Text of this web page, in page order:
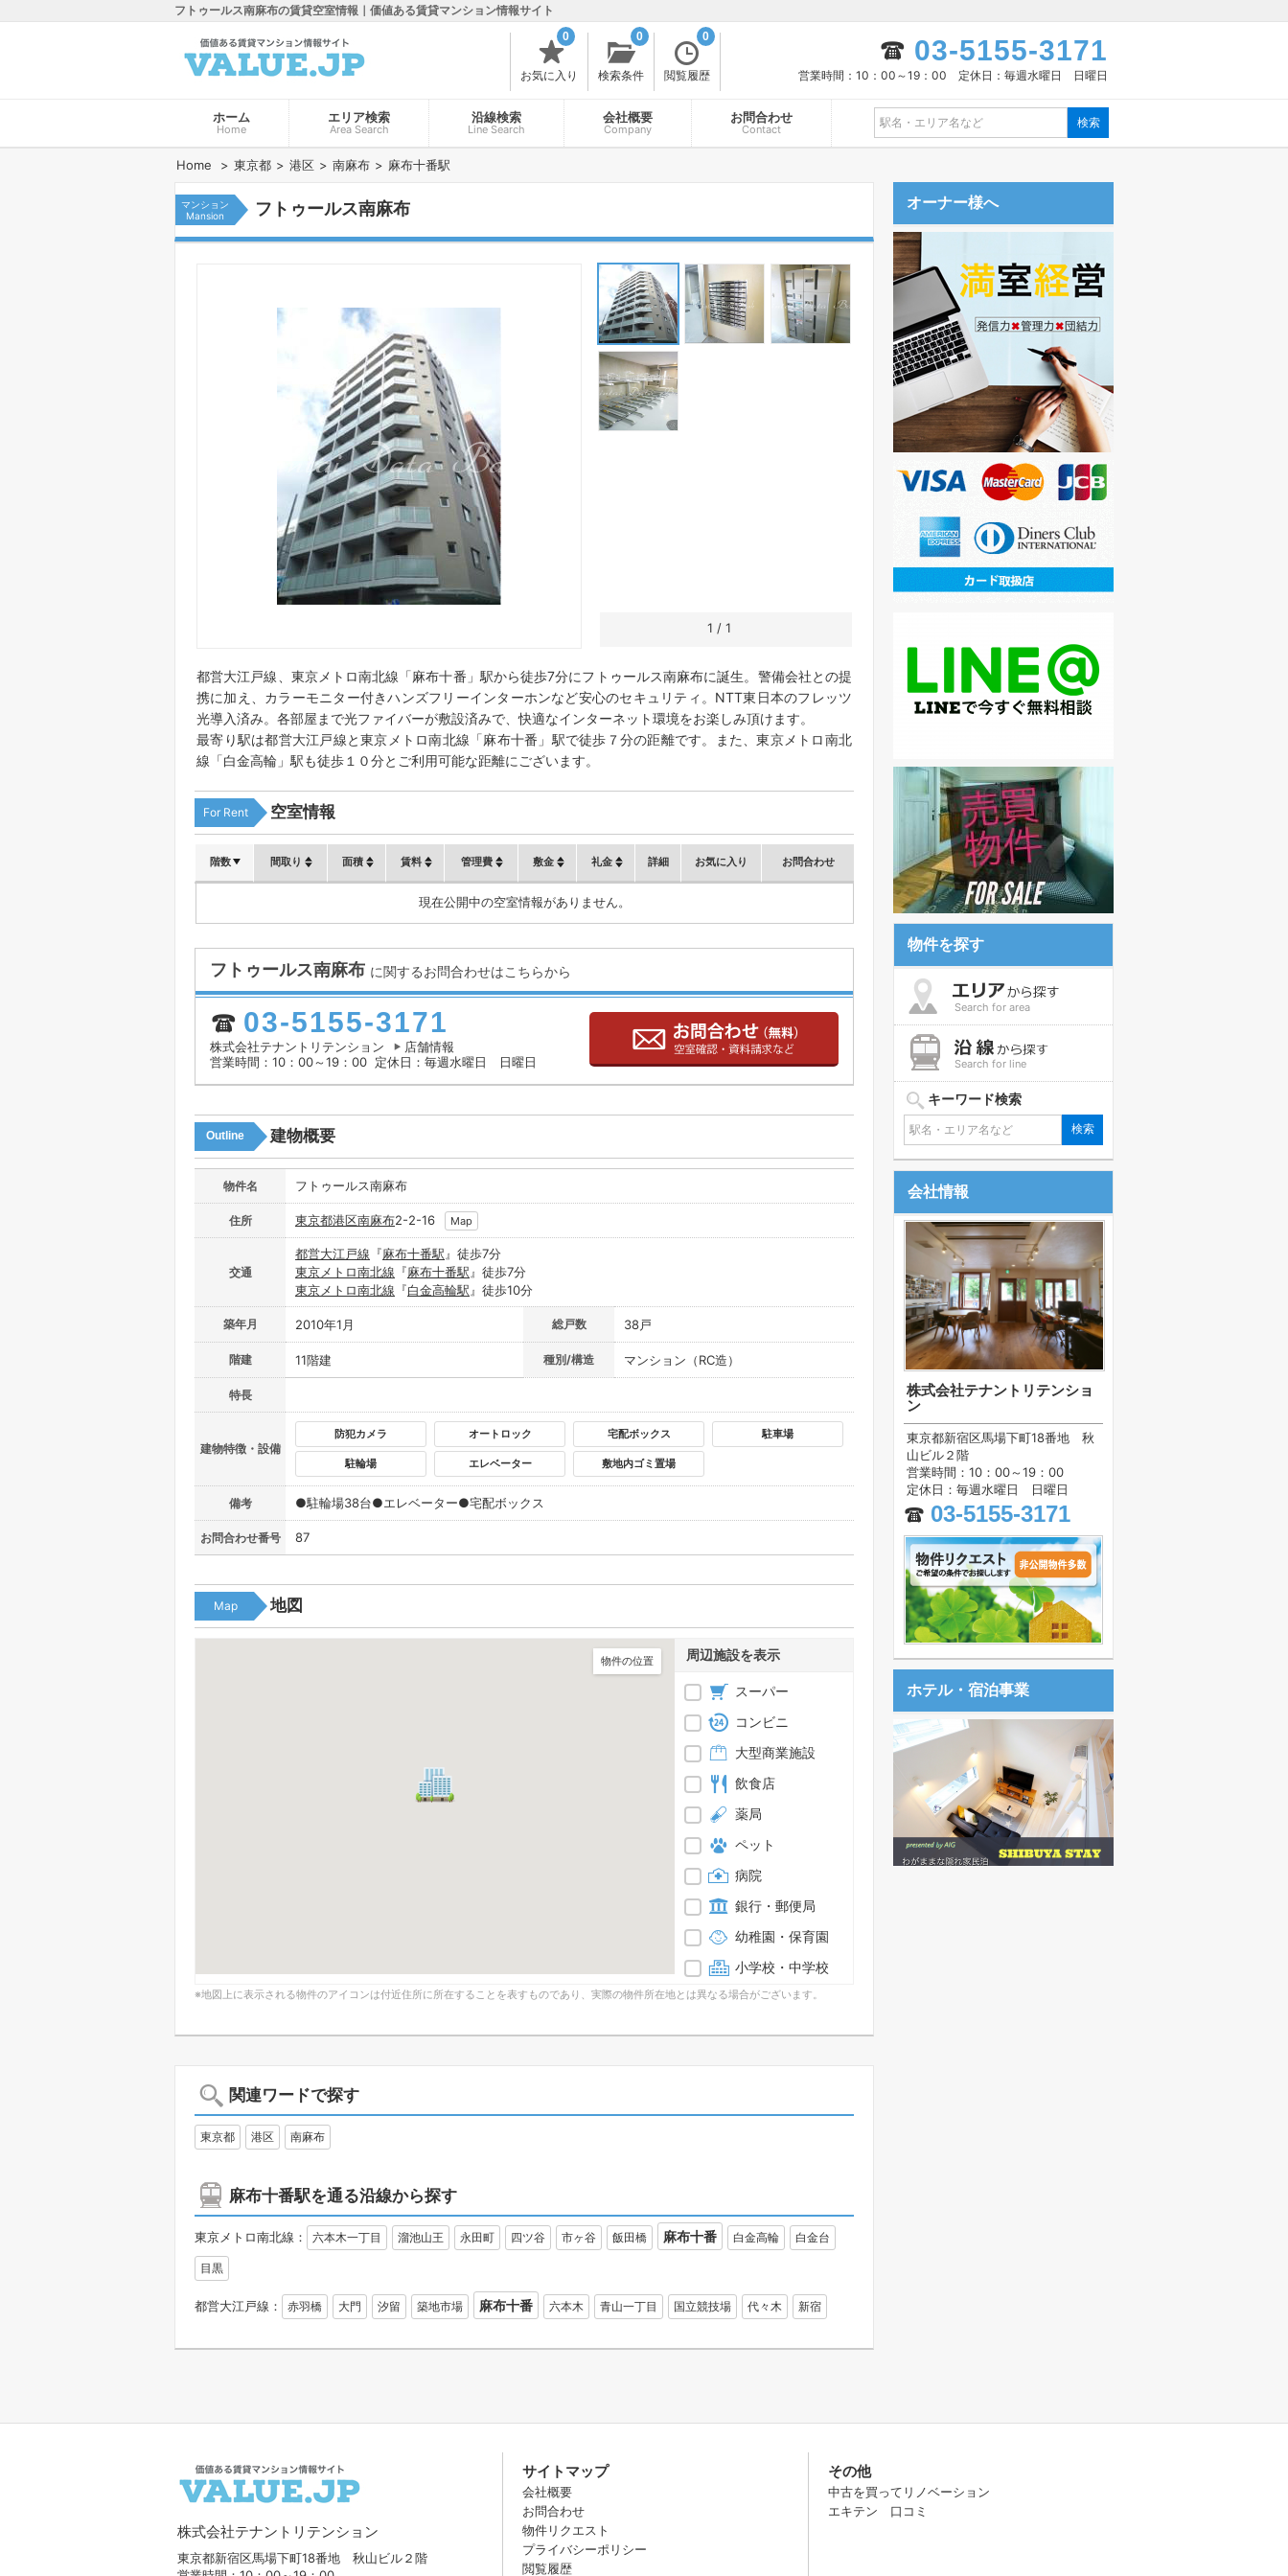
フトゥールス南麻布の賃貸空室情報｜価値ある賃貸マンション情報サイト
お気に入り
0
検索条件
0
閲覧履歴
0 03-5155-3171
営業時間：10：00～19：00 定休日：毎週水曜日 日曜日
ホーム
Home
エリア検索
Area Search
沿線検索
Line Search
会社概要
Company
お問合わせ
Contact
Home 東京都 港区 南麻布 麻布十番駅
マンション
Mansion
フトゥールス南麻布
1 / 1
都営大江戸線、東京メトロ南北線「麻布十番」駅から徒歩7分にフトゥールス南麻布に誕生。警備会社との提
携に加え、カラーモニター付きハンズフリーインターホンなど安心のセキュリティ。NTT東日本のフレッツ
光導入済み。各部屋まで光ファイバーが敷設済みで、快適なインターネット環境をお楽しみ頂けます。
最寄り駅は都営大江戸線と東京メトロ南北線「麻布十番」駅で徒歩７分の距離です。また、東京メトロ南北
線「白金高輪」駅も徒歩１０分とご利用可能な距離にございます。
For Rent 空室情報
階数 間取り 面積 賃料 管理費 敷金 礼金 詳細 お気に入り お問合わせ
現在公開中の空室情報がありません。
フトゥールス南麻布 に関するお問合わせはこちらから
03-5155-3171
株式会社テナントリテンション
店舗情報
営業時間：10：00～19：00 定休日：毎週水曜日 日曜日
Outline 建物概要
物件名 フトゥールス南麻布
住所 東京都港区南麻布2-2-16 Map
交通
都営大江戸線 『麻布十番駅 』徒歩7分
東京メトロ南北線 『麻布十番駅 』徒歩7分
東京メトロ南北線 『白金高輪駅 』徒歩10分
築年月 2010年1月 総戸数 38戸
階建 11階建 種別/構造 マンション（RC造）
特長
建物特徴・設備
防犯カメラ オートロック 宅配ボックス 駐車場
駐輪場 エレベーター 敷地内ゴミ置場
備考 ●駐輪場38台●エレベーター●宅配ボックス
お問合わせ番号 87
Map 地図
物件の位置 周辺施設を表示
スーパー
コンビニ
大型商業施設
飲食店
薬局
ペット
病院
銀行・郵便局
幼稚園・保育園
小学校・中学校
※地図上に表示される物件のアイコンは付近住所に所在することを表すものであり、実際の物件所在地とは異なる場合がございます。
関連ワードで探す
東京都 港区 南麻布
麻布十番駅を通る沿線から探す
東京メトロ南北線： 六本木一丁目 溜池山王 永田町 四ツ谷 市ヶ谷 飯田橋 麻布十番 白金高輪 白金台
目黒
都営大江戸線： 赤羽橋 大門 汐留 築地市場 麻布十番 六本木 青山一丁目 国立競技場 代々木 新宿
オーナー様へ
物件を探す
Search for area
Search for line
キーワード検索
会社情報
株式会社テナントリテンショ
ン
東京都新宿区馬場下町18番地 秋
山ビル２階
営業時間：10：00～19：00
定休日：毎週水曜日 日曜日
03-5155-3171
ホテル・宿泊事業
株式会社テナントリテンション
東京都新宿区馬場下町18番地 秋山ビル２階
サイトマップ
会社概要
お問合わせ
物件リクエスト
プライバシーポリシー
閲覧履歴
その他
中古を買ってリノベーション
エキテン 口コミ